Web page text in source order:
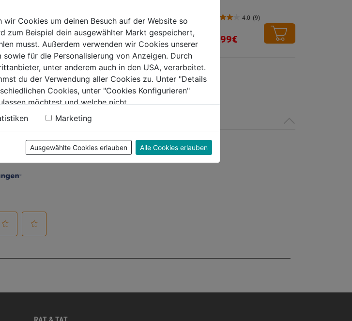
Ausgang Messing
0.0
Auto-Shampoo 5l
0.0 (0)
0.0
von
5
Sternen.
37,99€
4.0 (9)
Bewertungen
39,99€
Cookies um deinen Besuch auf der Website so
zum Beispiel dein ausgewählter Markt gespeichert,
musst. Außerdem verwenden wir Cookies unserer
für die Personalisierung von Anzeigen. Durch
unter anderem auch in den USA, verarbeitet.
du der Verwendung aller Cookies zu. Unter "Details
Cookies, unter "Cookies Konfigurieren"
möchtest und welche nicht.
Datenschutzerklärung
Marketing
Ausgewählte Cookies erlauben Alle Cookies erlauben